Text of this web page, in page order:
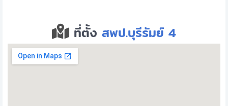
ที่ตั้ง สพป.บุรีรัมย์ 4